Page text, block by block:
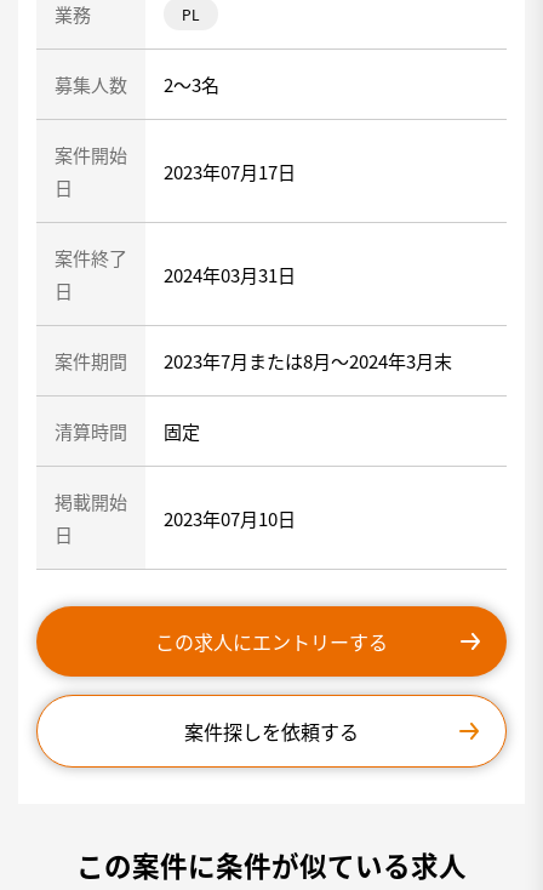
業務 PL
募集人数 2～3名
案件開始
日
2023年07月17日
案件終了
日
2024年03月31日
案件期間 2023年7月または8月～2024年3月末
清算時間 固定
掲載開始
日
2023年07月10日
この求人にエントリーする
案件探しを依頼する
この案件に条件が似ている求人